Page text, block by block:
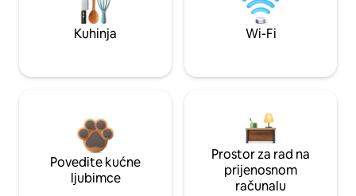
Kuhinja Wi-Fi
Povedite kućne
ljubimce
Prostor za rad na
prijenosnom
računalu